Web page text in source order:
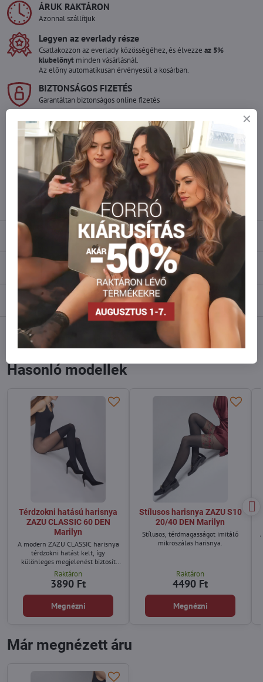
ÁRUK RAKTÁRON
Azonnal szállítjuk
Legyen az everlady része
Csatlakozzon az everlady közösségéhez, és élvezze az 5%
klubelőnyt minden vásárlásnál.
Az előny automatikusan érvényesül a kosárban.
BIZTONSÁGOS FIZETÉS
Garantáltan biztonságos online fizetés
Szeretne több terméket rendelni mint
amennyi raktáron van?
Ne habozzon kapcsolatba lépni velünk, raktárra szállítjuk az árut!
info​@everlady​.eu
Leírás
0
Fórum 0
Facebook Reddit LinkedIn
mail
Hasonló modellek
Térdzokni hatású harisnya
ZAZU CLASSIC 60 DEN
Marilyn
A modern ZAZU CLASSIC harisnya
térdzokni hatást kelt, így
különleges megjelenést biztosít
anélkül, hogy több réteget kellene
viselned.
Raktáron
3890 Ft
Megnézni
Stílusos harisnya ZAZU S10
20/40 DEN Marilyn
Stílusos, térdmagasságot imitáló
mikroszálas harisnya.
Raktáron
4490 Ft
Megnézni
Már megnézett áru